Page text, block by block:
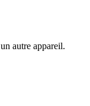
autre appareil.